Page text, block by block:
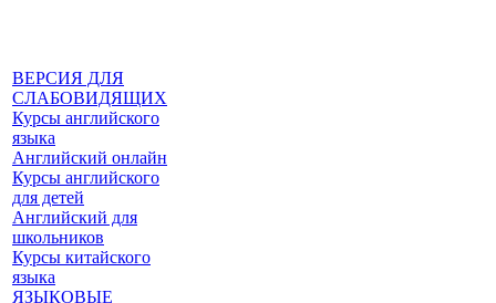
ВЕРСИЯ ДЛЯ
СЛАБОВИДЯЩИХ
Курсы английского
языка
Английский онлайн
Курсы английского
для детей
Английский для
школьников
Курсы китайского
языка
ЯЗЫКОВЫЕ